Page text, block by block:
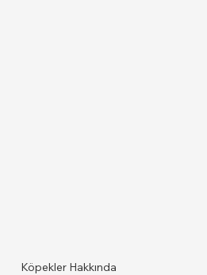
Köpekler Hakkında